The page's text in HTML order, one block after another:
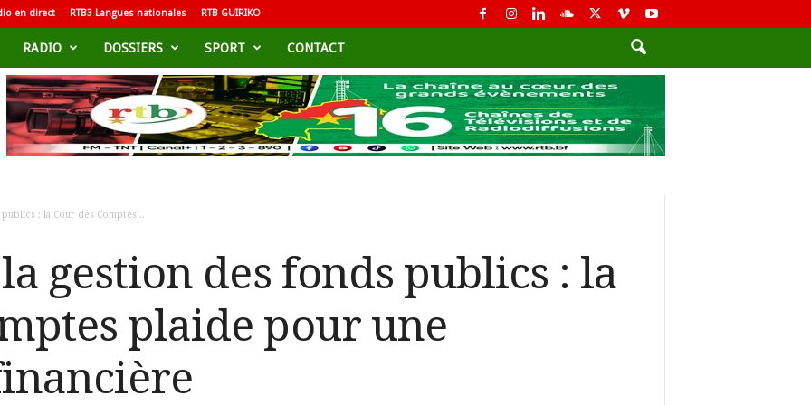
en direct RTB3 Langues nationales RTB GUIRIKO
RADIO DOSSIERS SPORT CONTACT
: la Cour des Comptes...
gestion des fonds publics : la
plaide pour une